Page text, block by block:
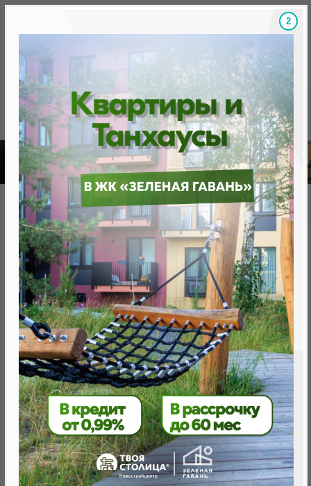
Скидки на новостройки, бонусы Готовые
Главная База новостроек Минска «Минск Мир»
25.10 "Бангкок", квартал "Азия"
25.10 "Бангкок", квартал "Азия"
от 0 BYN (0 USD)
Минск, Октябрьский, ул. Брилевская
метро «Ковальская Слобода», 566 м
1